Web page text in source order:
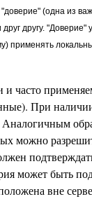
(одна из
другу. "Доверие"
применять
часто
При
Аналогичным
можно
может быть
вне